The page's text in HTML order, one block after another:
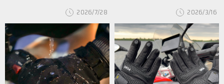
2026/7/28 2026/3/16